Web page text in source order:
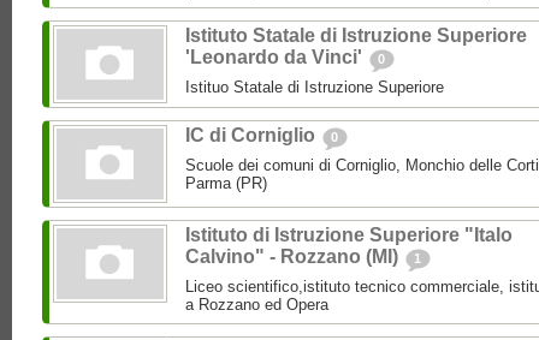
Istituto Statale di Istruzione Superiore
'Leonardo da Vinci'
0
Istituo Statale di Istruzione Superiore
IC di Corniglio 0
Scuole dei comuni di Corniglio, Monchio delle
Parma (PR)
Istituto di Istruzione Superiore "Italo
Calvino" - Rozzano (MI)
1
Liceo scientifico,istituto tecnico commerciale,
a Rozzano ed Opera